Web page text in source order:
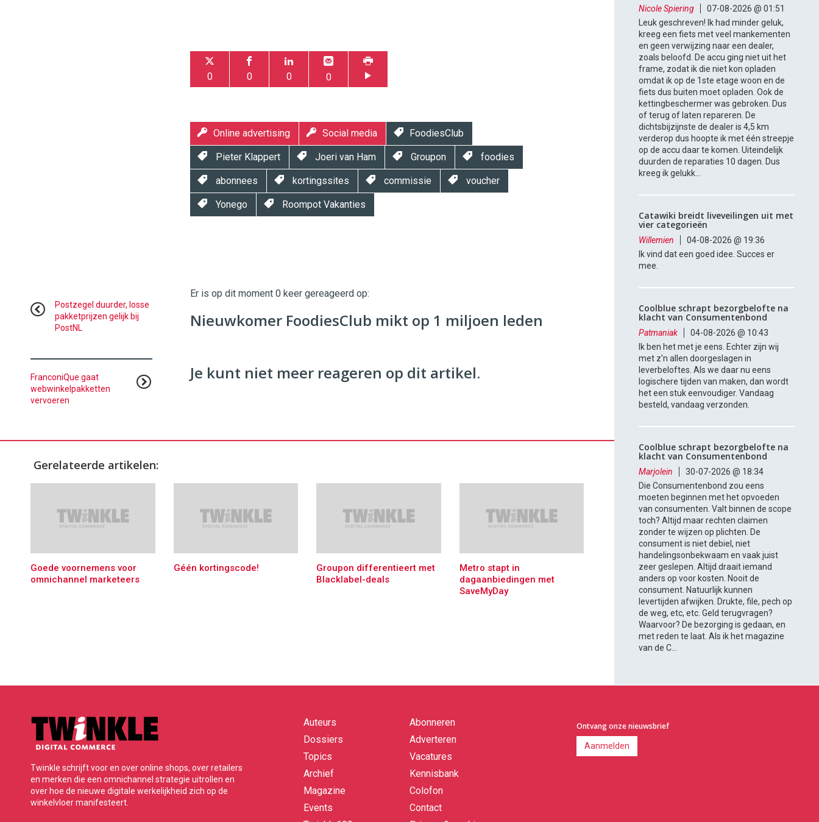
0 0 0 0
Online advertising Social media FoodiesClub
Pieter Klappert Joeri van Ham Groupon foodies
abonnees kortingssites commissie voucher
Yonego Roompot Vakanties
Digital
96 54
Er is op dit moment 0 keer gereageerd op:
Nieuwkomer FoodiesClub mikt op 1 miljoen leden
Je kunt niet meer reageren op dit artikel.
Postzegel duurder, losse
pakketprijzen gelijk bij
PostNL
FranconiQue gaat
webwinkelpakketten
vervoeren
Gerelateerde artikelen:
Goede voornemens voor
omnichannel marketeers
Géén kortingscode!
Groupon differentieert met
Blacklabel-deals
Metro stapt in
dagaanbiedingen met
SaveMyDay
Nicole Spiering
07-08-2026 @ 01:51
Leuk geschreven! Ik had minder geluk,
kreeg een fiets met veel mankementen
en geen verwijzing naar een dealer,
zoals beloofd. De accu ging niet uit het
frame, zodat ik die niet kon opladen
omdat ik op de 1ste etage woon en de
fiets dus buiten moet opladen. Ook de
kettingbeschermer was gebroken. Dus
of terug of laten repareren. De
dichtsbijzijnste de dealer is 4,5 km
verderop dus hoopte ik met één streepje
op de accu daar te komen. Uiteindelijk
duurden de reparaties 10 dagen. Dus
kreeg ik gelukk...
Catawiki breidt liveveilingen uit met
vier categorieën
Willemien
04-08-2026 @ 19:36
Ik vind dat een goed idee. Succes er
mee.
Coolblue schrapt bezorgbelofte na
klacht van Consumentenbond
Patmaniak
04-08-2026 @ 10:43
Ik ben het met je eens. Echter zijn wij
met z'n allen doorgeslagen in
leverbeloftes. Als we daar nu eens
logischere tijden van maken, dan wordt
het een stuk eenvoudiger. Vandaag
besteld, vandaag verzonden.
Coolblue schrapt bezorgbelofte na
klacht van Consumentenbond
Marjolein
30-07-2026 @ 18:34
Die Consumentenbond zou eens
moeten beginnen met het opvoeden
van consumenten. Valt binnen de scope
toch? Altijd maar rechten claimen
zonder te wijzen op plichten. De
consument is niet debiel, niet
handelingsonbekwaam en vaak juist
zeer geslepen. Altijd draait iemand
anders op voor kosten. Nooit de
consument. Natuurlijk kunnen
levertijden afwijken. Drukte, file, pech op
de weg, etc, etc. Geld terugvragen?
Waarvoor? De bezorging is gedaan, en
met reden te laat. Als ik het magazine
van de C...
Twinkle schrijft voor en over online shops, over retailers
en merken die een omnichannel strategie uitrollen en
over hoe de nieuwe digitale werkelijkheid zich op de
winkelvloer manifesteert.
Quick
links
Auteurs
Dossiers
Topics
Archief
Magazine
Events
Abonneren
Adverteren
Vacatures
Kennisbank
Colofon
Contact
Ontvang onze nieuwsbrief
Aanmelden